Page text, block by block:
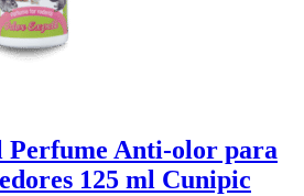
Perfume Anti-olor para
125 ml Cunipic